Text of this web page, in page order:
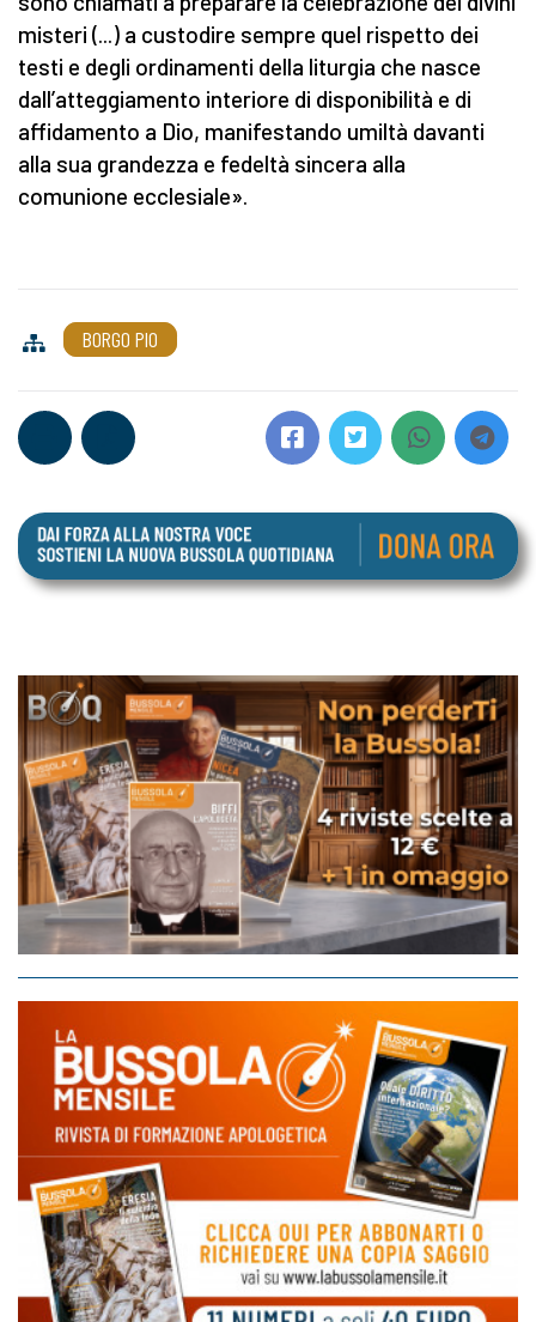
misteri (...) a custodire sempre quel rispetto dei
testi e degli ordinamenti della liturgia che nasce
dall’atteggiamento interiore di disponibilità e di
affidamento a Dio, manifestando umiltà davanti
alla sua grandezza e fedeltà sincera alla
comunione ecclesiale».
BORGO PIO